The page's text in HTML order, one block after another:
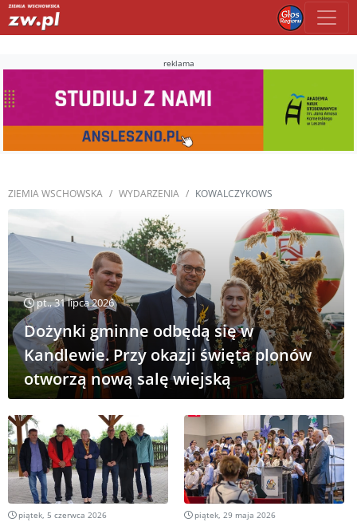
reklama
ZIEMIA WSCHOWSKA WYDARZENIA KOWALCZYKOWS
pt., 31 lipca 2026
Dożynki gminne odbędą się w
Kandlewie. Przy okazji święta plonów
otworzą nową salę wiejską
piątek, 5 czerwca 2026 piątek, 29 maja 2026